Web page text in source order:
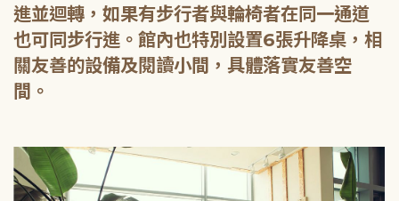
進並迴轉，如果有步行者與輪椅者在同一通道
也可同步行進。館內也特別設置6張升降桌，相
關友善的設備及閱讀小間，具體落實友善空
間。